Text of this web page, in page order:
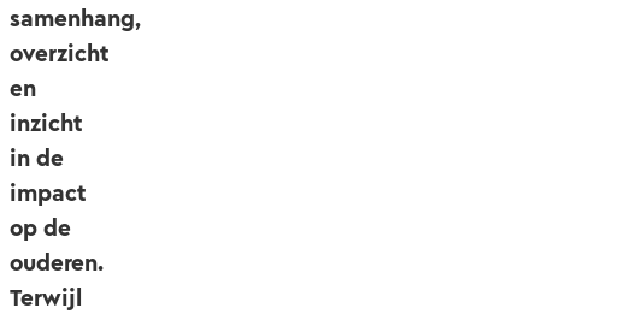
samenhang,
overzicht
en
inzicht
in de
impact
op de
ouderen.
Terwijl